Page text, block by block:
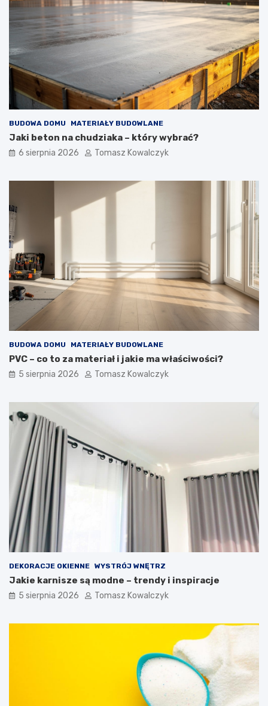
BUDOWA DOMU MATERIAŁY BUDOWLANE
Jaki beton na chudziaka – który wybrać?
6 sierpnia 2026 Tomasz Kowalczyk
BUDOWA DOMU MATERIAŁY BUDOWLANE
PVC – co to za materiał i jakie ma właściwości?
5 sierpnia 2026 Tomasz Kowalczyk
DEKORACJE OKIENNE WYSTRÓJ WNĘTRZ
Jakie karnisze są modne – trendy i inspiracje
5 sierpnia 2026 Tomasz Kowalczyk